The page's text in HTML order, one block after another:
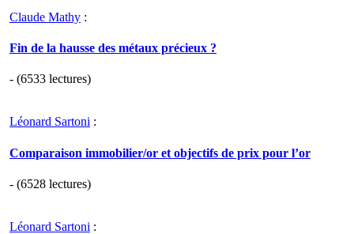
Claude Mathy :
Fin de la hausse des métaux précieux ?
- (6533 lectures)
Léonard Sartoni :
Comparaison immobilier/or et objectifs de prix pour l’or
- (6528 lectures)
Léonard Sartoni :